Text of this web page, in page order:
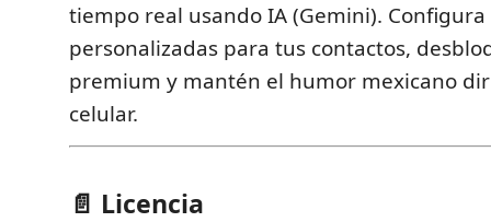
tiempo real usando IA (Gemini).
personalizadas para tus contactos,
premium y mantén el humor mexicano
celular.
📄 Licencia